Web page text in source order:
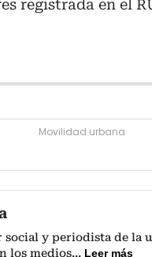
registrada en el
Movilidad urbana
social y periodista de la
los medios... Leer más